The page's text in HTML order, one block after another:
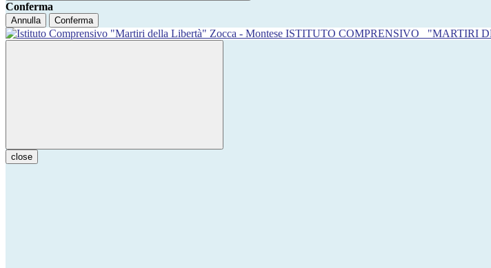
Conferma
Annulla Conferma
ISTITUTO COMPRENSIVO "MARTIRI
close